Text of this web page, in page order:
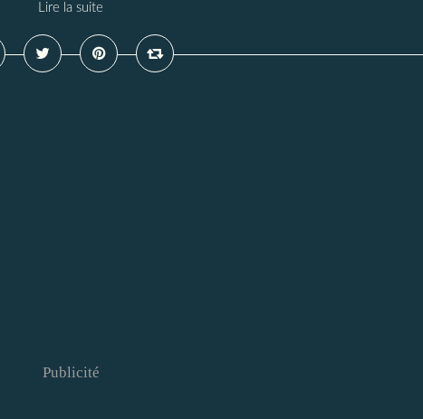
Lire la suite
Publicité